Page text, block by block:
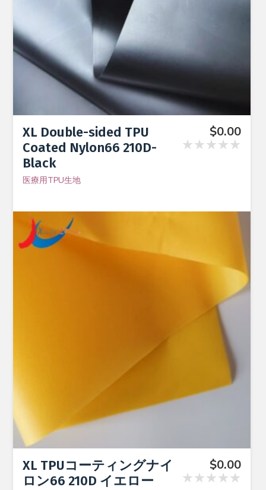
XL Double-sided TPU
Coated Nylon66 210D-
Black
医療用TPU生地
$0.00
★★★★★
XL TPUコーティングナイ
ロン66 210D イエロー
$0.00
★★★★★